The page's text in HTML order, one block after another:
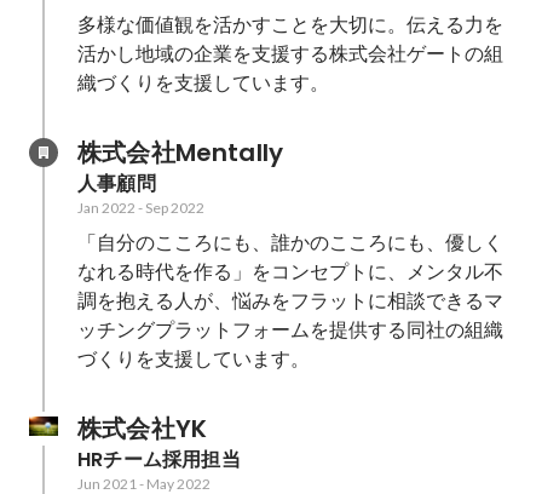
多様な価値観を活かすことを大切に。伝える力を
活かし地域の企業を支援する株式会社ゲートの組
織づくりを支援しています。
株式会社Mentally
人事顧問
Jan 2022 - Sep 2022
「自分のこころにも、誰かのこころにも、優しく
なれる時代を作る」をコンセプトに、メンタル不
調を抱える人が、悩みをフラットに相談できるマ
ッチングプラットフォームを提供する同社の組織
づくりを支援しています。
株式会社YK
HRチーム採用担当
Jun 2021 - May 2022